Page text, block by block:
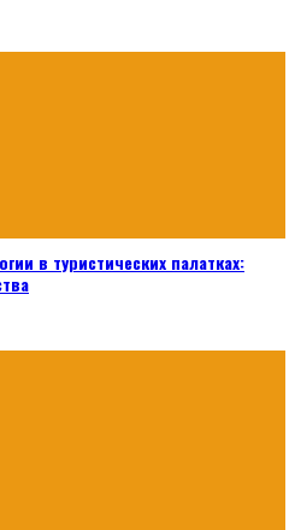
в туристических палатках: